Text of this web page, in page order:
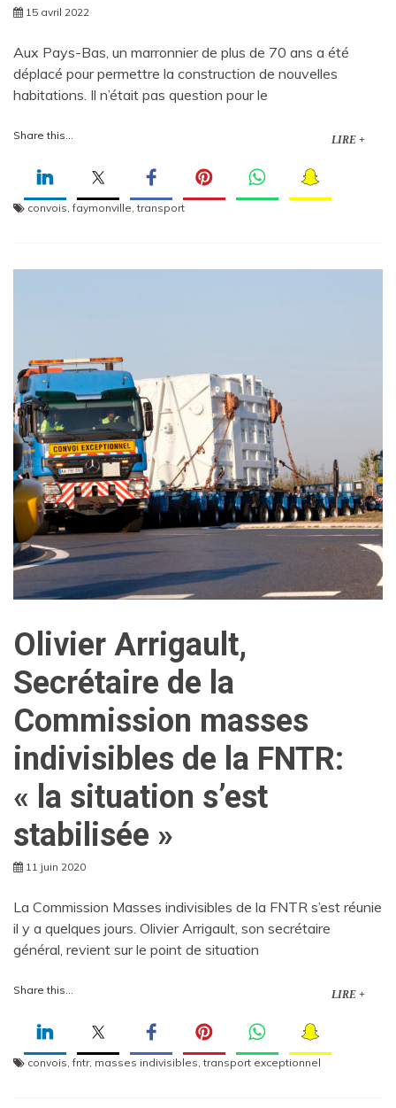
15 avril 2022
Aux Pays-Bas, un marronnier de plus de 70 ans a été
déplacé pour permettre la construction de nouvelles
habitations. Il n’était pas question pour le
Share this... LIRE +
convois ,faymonville ,transport
Olivier Arrigault,
Secrétaire de la
Commission masses
indivisibles de la FNTR:
« la situation s’est
stabilisée »
11 juin 2020
La Commission Masses indivisibles de la FNTR s’est réunie
il y a quelques jours. Olivier Arrigault, son secrétaire
général, revient sur le point de situation
Share this... LIRE +
convois ,fntr, masses indivisibles ,transport exceptionnel